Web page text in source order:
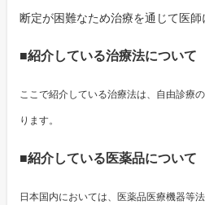
断定が困難なため治療を通じて医師
■紹介している治療法について
ここで紹介している治療法は、自由診療
ります。
■紹介している医薬品について
日本国内においては、医薬品医療機器等